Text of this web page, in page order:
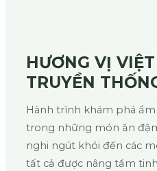
HƯƠNG VỊ VIỆT
TRUYỀN
Hành trình khám phá
trong những món ăn
nghi ngút khói đến các
tất cả được nâng tầm